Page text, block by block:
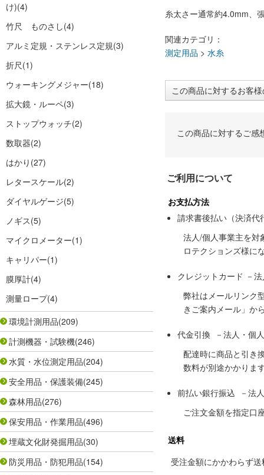
け)(4)
竹尺 ものさし(4)
アルミ定規・ステンレス定規(3)
折尺(1)
ウォーキングメジャー(18)
拡大鏡・ルーペ(3)
ストップウォッチ(2)
数取器(2)
はかり (27)
レタースケール(2)
ダイヤルゲージ(5)
ノギス(5)
マイクロメーター(1)
キャリパー(1)
膜厚計(4)
測量ロープ(4)
環境計測用品(209)
計測機器・試験機(246)
水質・水位測定用品(204)
安全用品・保護装備(245)
森林用品(276)
保安用品・作業用品(496)
埋蔵文化財発掘用品(30)
防災用品・防犯用品(154)
糸太さー通常約4.0mm、
関連カテゴリ：
測定用品 > 水糸
この商品に対するお客
この商品に対するご感
ご利用について
お支払方法
請求書後払い（決済代
法人/個人事業主を対
ロテクションズ様に
クレジットカード －
弊社はメールリンク
きご案内メール」か
代金引換 －法人・個
配達時に商品と引き
数料が別途かかりま
前払い銀行振込 －法
ご注文金額を指定口
送料
受注金額にかかわらず